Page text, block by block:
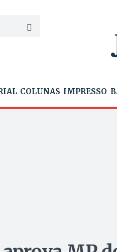
COLUNAS IMPRESSO